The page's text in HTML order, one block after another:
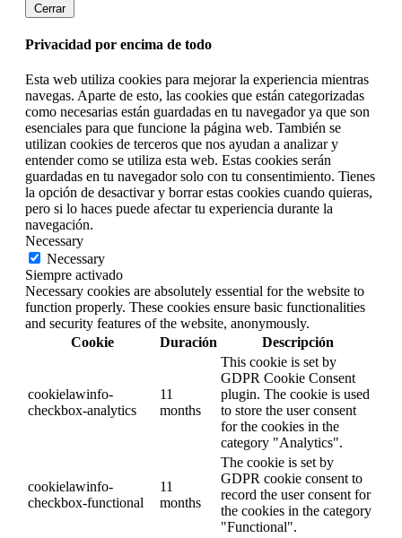
Cerrar
Privacidad por encima de todo
Esta web utiliza cookies para mejorar la experiencia mientras
navegas. Aparte de esto, las cookies que están categorizadas
como necesarias están guardadas en tu navegador ya que son
esenciales para que funcione la página web. También se
utilizan cookies de terceros que nos ayudan a analizar y
entender como se utiliza esta web. Estas cookies serán
guardadas en tu navegador solo con tu consentimiento. Tienes
la opción de desactivar y borrar estas cookies cuando quieras,
pero si lo haces puede afectar tu experiencia durante la
navegación.
Necessary
Necessary
Siempre activado
Necessary cookies are absolutely essential for the website to
function properly. These cookies ensure basic functionalities
and security features of the website, anonymously.
Cookie
Duración Descripción
cookielawinfo-
checkbox-analytics
11
months
This cookie is set by
GDPR Cookie Consent
plugin. The cookie is used
to store the user consent
for the cookies in the
category "Analytics".
cookielawinfo-
checkbox-functional
11
months
The cookie is set by
GDPR cookie consent to
record the user consent for
the cookies in the category
"Functional".